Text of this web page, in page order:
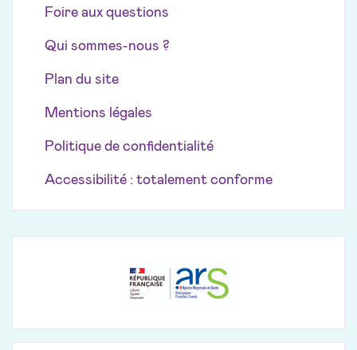
Foire aux questions
Qui sommes-nous ?
Plan du site
Mentions légales
Politique de confidentialité
Accessibilité : totalement conforme